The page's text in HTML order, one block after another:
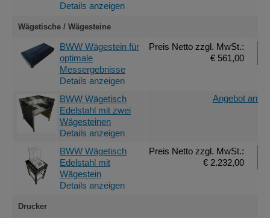
Details anzeigen
Wägetische / Wägesteine
BWW Wägestein für
optimale
Messergebnisse
Details anzeigen
Preis Netto zzgl. MwSt.:
€ 561,00
BWW Wägetisch
Edelstahl mit zwei
Wägesteinen
Details anzeigen
Angebot
BWW Wägetisch
Edelstahl mit
Wägestein
Details anzeigen
Preis Netto zzgl. MwSt.:
€ 2.232,00
Drucker